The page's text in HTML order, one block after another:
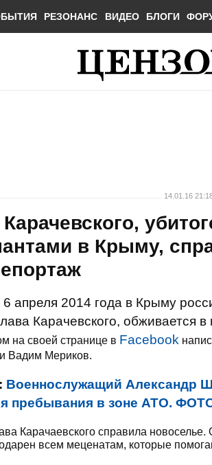
РЕЗОНАНС ВИДЕО БЛОГИ
14.01.16
в Крыму,
апреля 2014 года в Крыму
Карачевского, обживается в
на своей странице в Facebook
Вадим Мериков.
Военнослужащий Александр
пребывания в зоне АТО.
Карачаевского справила новоселье.
всем меценатам, которые